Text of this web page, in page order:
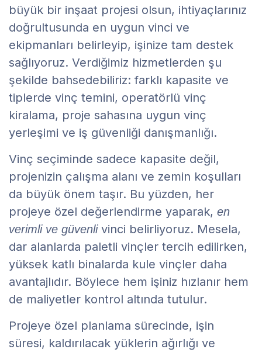
büyük bir inşaat projesi olsun, ihtiyaçlarınız
doğrultusunda en uygun vinci ve
ekipmanları belirleyip, işinize tam destek
sağlıyoruz. Verdiğimiz hizmetlerden şu
şekilde bahsedebiliriz: farklı kapasite ve
tiplerde vinç temini, operatörlü vinç
kiralama, proje sahasına uygun vinç
yerleşimi ve iş güvenliği danışmanlığı.
Vinç seçiminde sadece kapasite değil,
projenizin çalışma alanı ve zemin koşulları
da büyük önem taşır. Bu yüzden, her
projeye özel değerlendirme yaparak, en
verimli ve güvenlivinci belirliyoruz. Mesela,
dar alanlarda paletli vinçler tercih edilirken,
yüksek katlı binalarda kule vinçler daha
avantajlıdır. Böylece hem işiniz hızlanır hem
de maliyetler kontrol altında tutulur.
Projeye özel planlama sürecinde, işin
süresi, kaldırılacak yüklerin ağırlığı ve